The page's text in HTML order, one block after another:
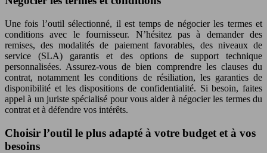
Une fois l’outil sélectionné, il est temps de négocier les termes et
conditions avec le fournisseur. N’hésitez pas à demander des
remises, des modalités de paiement favorables, des niveaux de
service (SLA) garantis et des options de support technique
personnalisées. Assurez-vous de bien comprendre les clauses du
contrat, notamment les conditions de résiliation, les garanties de
disponibilité et les dispositions de confidentialité. Si besoin, faites
appel à un juriste spécialisé pour vous aider à négocier les termes du
contrat et à défendre vos intérêts.
Choisir l’outil le plus adapté à votre budget et à vos
besoins